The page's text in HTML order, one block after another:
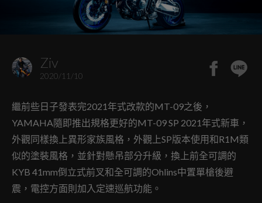
Ziv
2020/11/10
繼前些日子發表完2021年式改款的MT-09之後，
YAMAHA隨即推出規格更好的MT-09 SP 2021年式新車，
外觀同樣換上異形家族風格，外觀上SP版本使用和R1M類
似的塗裝風格，並針對懸吊部分升級，換上前全可調的
KYB 41mm倒立式前叉和全可調的Ohlins中置單槍後避
震，電控方面則加入定速巡航功能。